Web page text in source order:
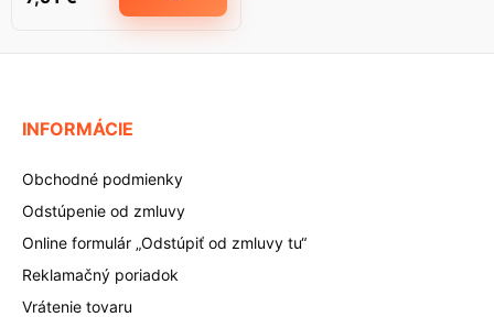
INFORMÁCIE
Obchodné podmienky
Odstúpenie od zmluvy
Online formulár „Odstúpiť od zmluvy tu“
Reklamačný poriadok
Vrátenie tovaru